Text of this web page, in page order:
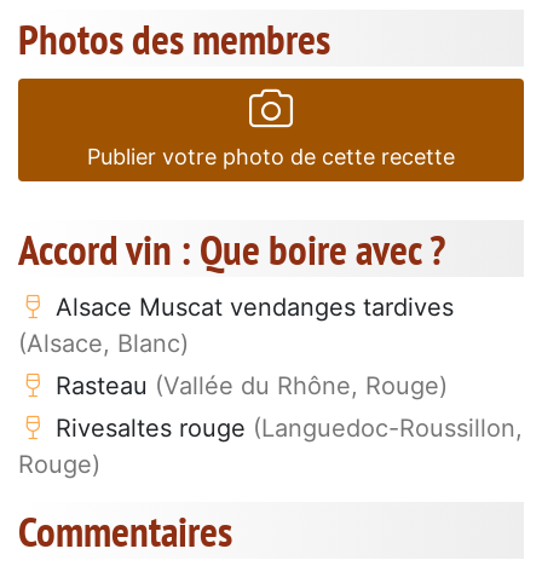
Photos des membres
Publier votre photo de cette recette
Accord vin : Que boire avec ?
Alsace Muscat vendanges tardives
(Alsace, Blanc)
Rasteau (Vallée du Rhône, Rouge)
Rivesaltes rouge (Languedoc-Roussillon,
Rouge)
Commentaires